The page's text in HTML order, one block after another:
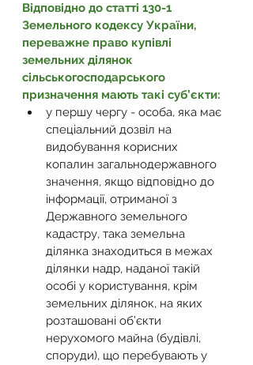
Відповідно до статті 130-1
Земельного кодексу України,
переважне право купівлі
земельних ділянок
сільськогосподарського
призначення мають такі суб’єкти:
у першу чергу - особа, яка має
спеціальний дозвіл на
видобування корисних
копалин загальнодержавного
значення, якщо відповідно до
інформації, отриманої з
Державного земельного
кадастру, така земельна
ділянка знаходиться в межах
ділянки надр, наданої такій
особі у користування, крім
земельних ділянок, на яких
розташовані об’єкти
нерухомого майна (будівлі,
споруди), що перебувають у